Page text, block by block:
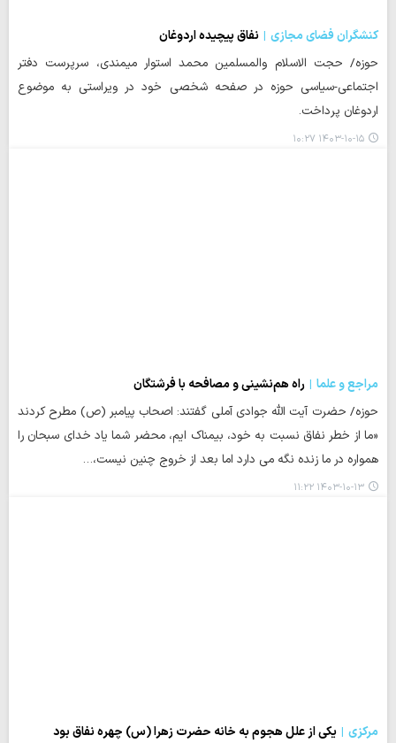
کنشگران فضای مجازی
نفاق پیچیده اردوغان
حوزه/ حجت الاسلام والمسلمین محمد استوار میمندی، سرپرست دفتر
اجتماعی-سیاسی حوزه در صفحه شخصی خود در ویراستی به موضوع
اردوغان پرداخت.
۱۴۰۳-۱۰-۱۵ ۱۰:۲۷
مراجع و علما
راه هم‌نشینی و مصافحه با فرشتگان
حوزه/ حضرت آیت الله جوادی آملی گفتند: اصحاب پیامبر (ص) مطرح کردند
«ما از خطر نفاق نسبت به خود، بیمناک ایم، محضر شما یاد خدای سبحان را
همواره در ما زنده نگه می دارد اما بعد از خروج چنین نیست،…
۱۴۰۳-۱۰-۱۳ ۱۱:۲۲
مرکزی
یکی از علل هجوم به خانه حضرت زهرا (س) چهره نفاق بود